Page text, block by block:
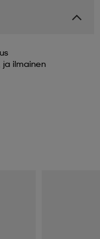
ja ilmainen